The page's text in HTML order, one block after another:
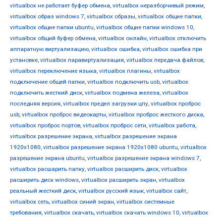
virtualbox не работает буфер обмена, virtualbox неразборчивый режим,
virtualbox образ windows 7, virtualbox образы, virtualbox общие папки,
virtualbox общие папки ubuntu, virtualbox общие папки windows 10,
virtualbox общий буфер обмена, virtualbox онлайн, virtualbox отключить
аппаратную виртуализацию, virtualbox ошибка, virtualbox ошибка при
установке, virtualbox паравиртуализация, virtualbox передача файлов,
virtualbox переключение языка, virtualbox плагины, virtualbox
подключение общей папки, virtualbox подключить usb, virtualbox
подключить жесткий диск, virtualbox подмена железа, virtualbox
последняя версия, virtualbox предел загрузки цпу, virtualbox проброс
usb, virtualbox проброс видеокарты, virtualbox проброс жесткого диска,
virtualbox проброс портов, virtualbox проброс сети, virtualbox работа,
virtualbox разрешение экрана, virtualbox разрешение экрана
1920x1080, virtualbox разрешение экрана 1920x1080 ubuntu, virtualbox
разрешение экрана ubuntu, virtualbox разрешение экрана windows 7,
virtualbox расшарить папку, virtualbox расширить диск, virtualbox
расширить диск windows, virtualbox расширить экран, virtualbox
реальный жесткий диск, virtualbox русский язык, virtualbox сайт,
virtualbox сеть, virtualbox синий экран, virtualbox системные
требования, virtualbox скачать, virtualbox скачать windows 10, virtualbox